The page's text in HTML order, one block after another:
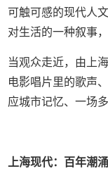
可触可感的现代人
对生活的一种叙事
当观众走近，由上
电影唱片里的歌声
应城市记忆、一场
上海现代：百年潮